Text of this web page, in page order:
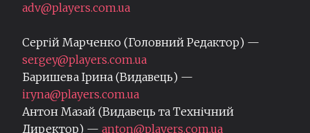
adv@players.com.ua
Сергій Марченко (Головний Редактор) —
sergey@players.com.ua
Баришева Ірина (Видавець) —
iryna@players.com.ua
Антон Мазай (Видавець та Технічний
Директор) — anton@players.com.ua